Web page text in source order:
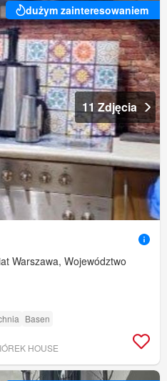
dużym zainteresowaniem
11 Zdjęcia
Warszawa, Województwo
Basen
HOUSE